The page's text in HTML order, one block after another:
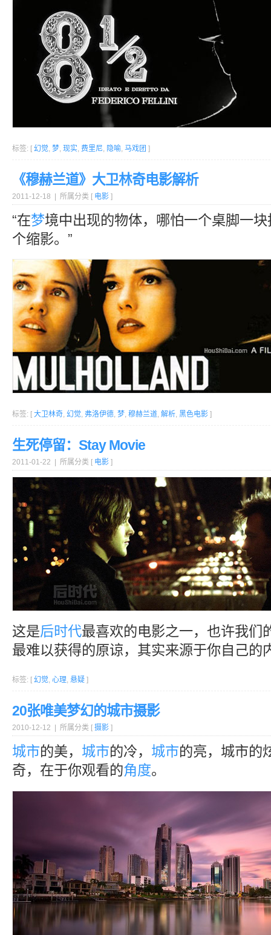
标签: [ 幻觉, 梦, 现实, 费里尼, 隐喻, 马戏团 ]
《穆赫兰道》大卫林奇电影解析
2011-12-18 | 所属分类 [ 电影 ]
“在梦境中出现的物体，哪怕一个桌脚一
个缩影。”
标签: [ 大卫林奇, 幻觉, 弗洛伊德, 梦, 穆赫兰道, 解析, 黑色电影 ]
生死停留：Stay Movie
2011-01-22 | 所属分类 [ 电影 ]
这是后时代最喜欢的电影之一，也许我们
最难以获得的原谅，其实来源于你自己的
标签: [ 幻觉, 心理, 悬疑 ]
20张唯美梦幻的城市摄影
2010-12-12 | 所属分类 [ 摄影 ]
城市的美， 城市的冷， 城市的亮，城市的
奇，在于你观看的角度。